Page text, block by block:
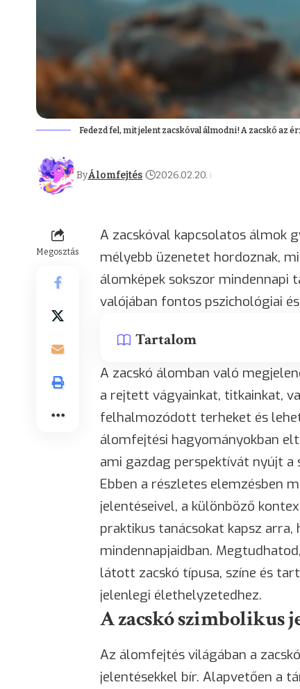
Fedezd fel, mit jelent zacskóval álmodni! A zacskó az
ByÁlomfejtés 2026.02.20.
Megosztás
A zacskóval kapcsolatos álmok
mélyebb üzenetet hordoznak,
álomképek sokszor mindennapi
valójában fontos pszichológiai
Tartalom
A zacskó álomban való
a rejtett vágyainkat, titkainkat,
felhalmozódott terheket és
álomfejtési hagyományokban
ami gazdag perspektívát nyújt a
Ebben a részletes elemzésben
jelentéseivel, a különböző
praktikus tanácsokat kapsz
mindennapjaidban.
látott zacskó típusa, színe és
jelenlegi élethelyzetedhez.
A zacskó szimbolikus
Az álomfejtés világában a
jelentésekkel bír. Alapvetően a